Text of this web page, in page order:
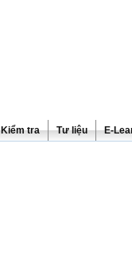
tra Tư liệu E-